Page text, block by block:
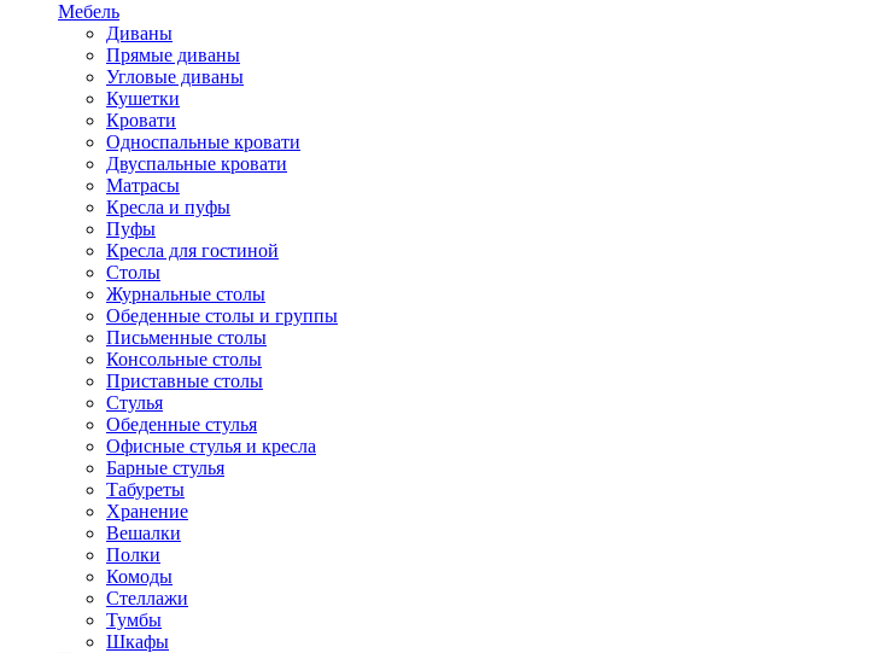
Мебель
Диваны
Прямые диваны
Угловые диваны
Кушетки
Кровати
Односпальные кровати
Двуспальные кровати
Матрасы
Кресла и пуфы
Пуфы
Кресла для гостиной
Столы
Журнальные столы
Обеденные столы и группы
Письменные столы
Консольные столы
Приставные столы
Стулья
Обеденные стулья
Офисные стулья и кресла
Барные стулья
Табуреты
Хранение
Вешалки
Полки
Комоды
Стеллажи
Тумбы
Шкафы